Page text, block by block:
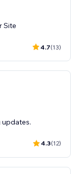
Site
4.7(13)
updates.
4.3(12)